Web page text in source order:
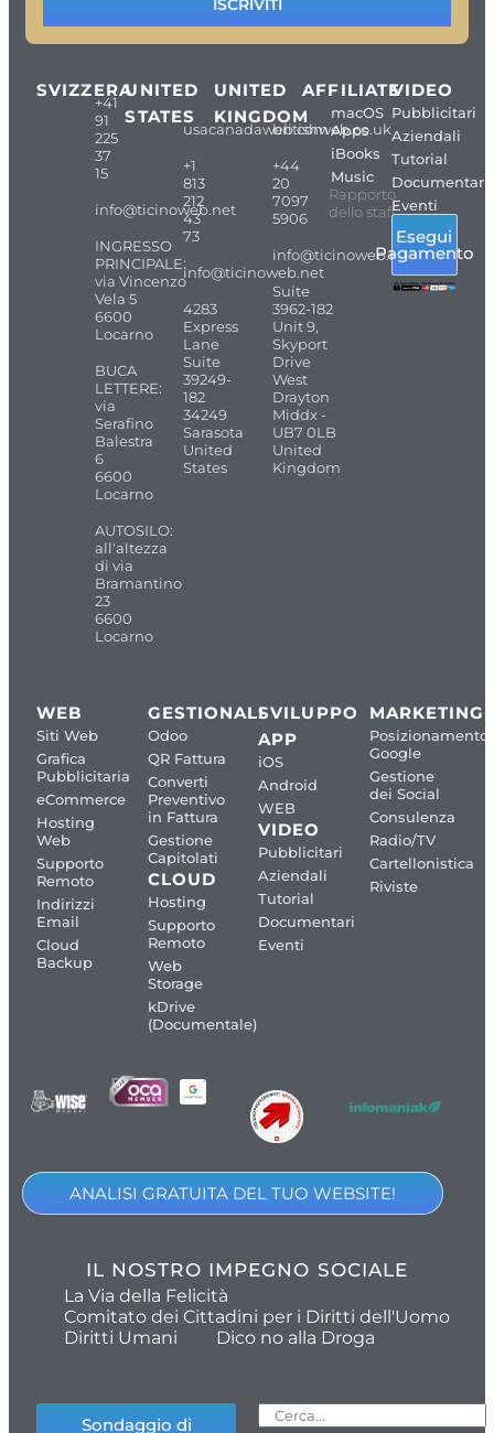
ISCRIVITI
SVIZZERA
+41
91
225
37
15
info@ticinoweb.net
INGRESSO
PRINCIPALE:
via Vincenzo
Vela 5
6600
Locarno
BUCA
LETTERE:
via
Serafino
Balestra
6
6600
Locarno
AUTOSILO:
all'altezza
di via
Bramantino
23
6600
Locarno
UNITED
STATES
usacanadaweb.com
+1
813
212
43
73
info@ticinoweb.net
4283
Express
Lane
Suite
39249-
182
34249
Sarasota
United
States
UNITED
KINGDOM
britishweb.co.uk
+44
20
7097
5906
info@ticinoweb.net
Suite
3962-182
Unit 9,
Skyport
Drive
West
Drayton
Middx -
UB7 0LB
United
Kingdom
AFFILIATE
macOS
Apps
iBooks
Music
Rapporto
dello staff
VIDEO
Pubblicitari
Aziendali
Tutorial
Documentari
Eventi
Esegui
Pagamento
WEB
Siti Web
Grafica
Pubblicitaria
eCommerce
Hosting
Web
Supporto
Remoto
Indirizzi
Email
Cloud
Backup
GESTIONALI
Odoo
QR Fattura
Converti
Preventivo
in Fattura
Gestione
Capitolati
CLOUD
Hosting
Supporto
Remoto
Web
Storage
kDrive
(Documentale)
SVILUPPO
APP
iOS
Android
WEB
VIDEO
Pubblicitari
Aziendali
Tutorial
Documentari
Eventi
MARKETING
Posizionamento
Google
Gestione
dei Social
Consulenza
Radio/TV
Cartellonistica
Riviste
ANALISI GRATUITA DEL TUO WEBSITE!
IL NOSTRO IMPEGNO SOCIALE
La Via della Felicità
Comitato dei Cittadini per i Diritti dell'Uomo
Diritti Umani
Dico no alla Droga
Sondaggio di